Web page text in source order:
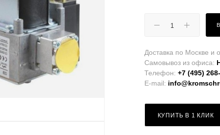
Доставка по Москве и
Самовывоз из офиса:
Телефон:+7 (495)
E-mail:
КУПИТЬ В 1 КЛИК